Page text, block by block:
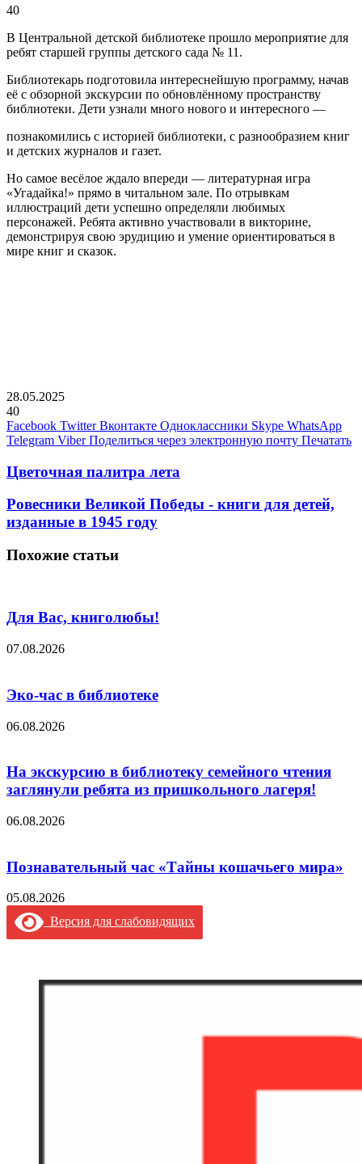
40
В Центральной детской библиотеке прошло мероприятие для
ребят старшей группы детского сада № 11.
Библиотекарь подготовила интереснейшую программу, начав
её с обзорной экскурсии по обновлённому пространству
библиотеки. Дети узнали много нового и интересного —
познакомились с историей библиотеки, с разнообразием книг
и детских журналов и газет.
Но самое весёлое ждало впереди — литературная игра
«Угадайка!» прямо в читальном зале. По отрывкам
иллюстраций дети успешно определяли любимых
персонажей. Ребята активно участвовали в викторине,
демонстрируя свою эрудицию и умение ориентироваться в
мире книг и сказок.
28.05.2025
40
Facebook Twitter Вконтакте Одноклассники Skype WhatsApp
Telegram Viber Поделиться через электронную почту Печатать
Цветочная палитра лета
Ровесники Великой Победы - книги для детей,
изданные в 1945 году
Похожие статьи
Для Вас, книголюбы!
07.08.2026
Эко-час в библиотеке
06.08.2026
На экскурсию в библиотеку семейного чтения
заглянули ребята из пришкольного лагеря!
06.08.2026
Познавательный час «Тайны кошачьего мира»
05.08.2026
Версия для слабовидящих